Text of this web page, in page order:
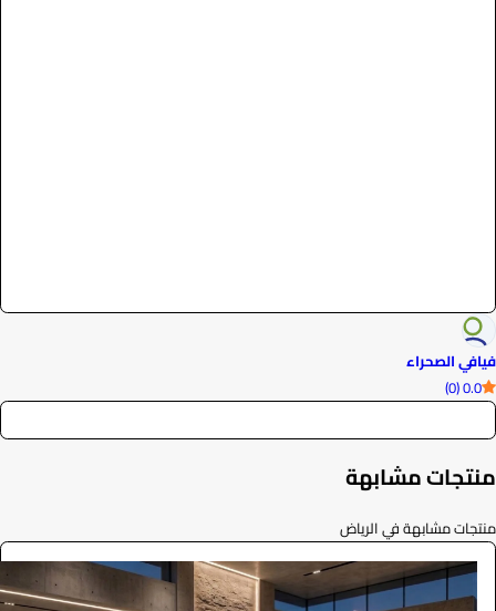
فيافي الصحراء
0.0 (0)
منتجات مشابهة
منتجات مشابهة في الرياض
ايجار قولف كار فاخرة 2026